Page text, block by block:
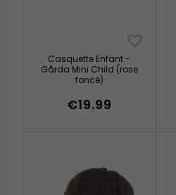
Casquette Enfant -
Gårda Mini Child (rose
foncé)
€19.99